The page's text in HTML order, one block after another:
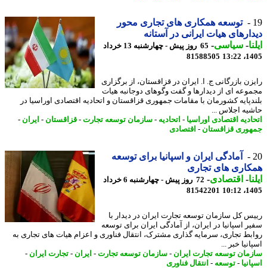
توسعه همکاری های تجاری محور
هیات ایرانی در آستانه
-سیاسی-
65 روز پیش - چهارشنبه 13 خرداد
81588505
بازرگانی ج. ا. ایران در قزاقستان، از برگزاری
ای از دیدارها و گفت وگوهای دوجانبه هیات
کشورمان با مقامات جمهوری قزاقستان و اتحادیه اقتصادی اوراسیا در
اجلاس ...
اقتصادی اوراسیا -اتحادیه-سازمان توسعه تجارت- قزاقستان-ایران -
قزاقستان-اقتصادی
آمادگی ایران و اسپانیا برای توسعه
های تجاری
-اقتصادی-
72 روز پیش - چهارشنبه 6 خرداد
81542201
کل سازمان توسعه تجارت ایران در دیدار با
اسپانیا در ایران، از آمادگی ایران برای توسعه
تجاری، سرمایه گذاری مشترک، انتقال فناوری و اعزام هیات های تجاری به
خبر ...
توسعه تجارت ایران - سازمان توسعه تجارت- ایران - تجارت ایران -
-توسعه-انتقال فناوری